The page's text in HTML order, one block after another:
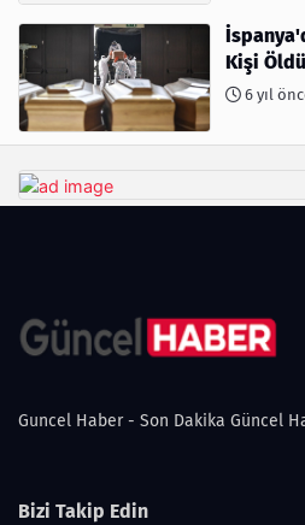
Kişi Öldü
6 yıl
Guncel Haber - Son Dakika Güncel
Bizi Takip Edin